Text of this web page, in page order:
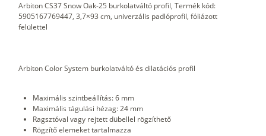
Arbiton CS37 Snow Oak-25 burkolatváltó profil, Termék kód:
5905167769447, 3,7×93 cm, univerzális padlóprofil, fóliázott
felülettel
Arbiton Color System burkolatváltó és dilatációs profil
Maximális szintbeállítás: 6 mm
Maximális tágulási hézag: 24 mm
Ragsztóval vagy rejtett dübellel rögzíthető
Rögzítő elemeket tartalmazza